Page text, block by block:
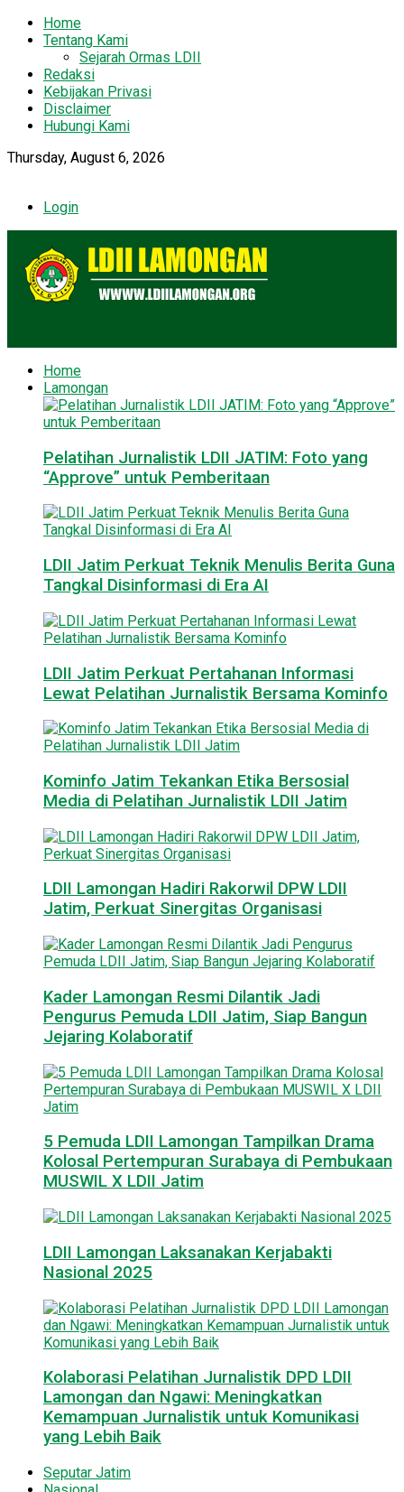
Home
Tentang Kami
Sejarah Ormas LDII
Redaksi
Kebijakan Privasi
Disclaimer
Hubungi Kami
Thursday, August 6, 2026
Login
Home
Lamongan
Pelatihan Jurnalistik LDII JATIM: Foto yang
“Approve” untuk Pemberitaan
LDII Jatim Perkuat Teknik Menulis Berita Guna
Tangkal Disinformasi di Era AI
LDII Jatim Perkuat Pertahanan Informasi
Lewat Pelatihan Jurnalistik Bersama Kominfo
Kominfo Jatim Tekankan Etika Bersosial
Media di Pelatihan Jurnalistik LDII Jatim
LDII Lamongan Hadiri Rakorwil DPW LDII
Jatim, Perkuat Sinergitas Organisasi
Kader Lamongan Resmi Dilantik Jadi
Pengurus Pemuda LDII Jatim, Siap Bangun
Jejaring Kolaboratif
5 Pemuda LDII Lamongan Tampilkan Drama
Kolosal Pertempuran Surabaya di Pembukaan
MUSWIL X LDII Jatim
LDII Lamongan Laksanakan Kerjabakti
Nasional 2025
Kolaborasi Pelatihan Jurnalistik DPD LDII
Lamongan dan Ngawi: Meningkatkan
Kemampuan Jurnalistik untuk Komunikasi
yang Lebih Baik
Seputar Jatim